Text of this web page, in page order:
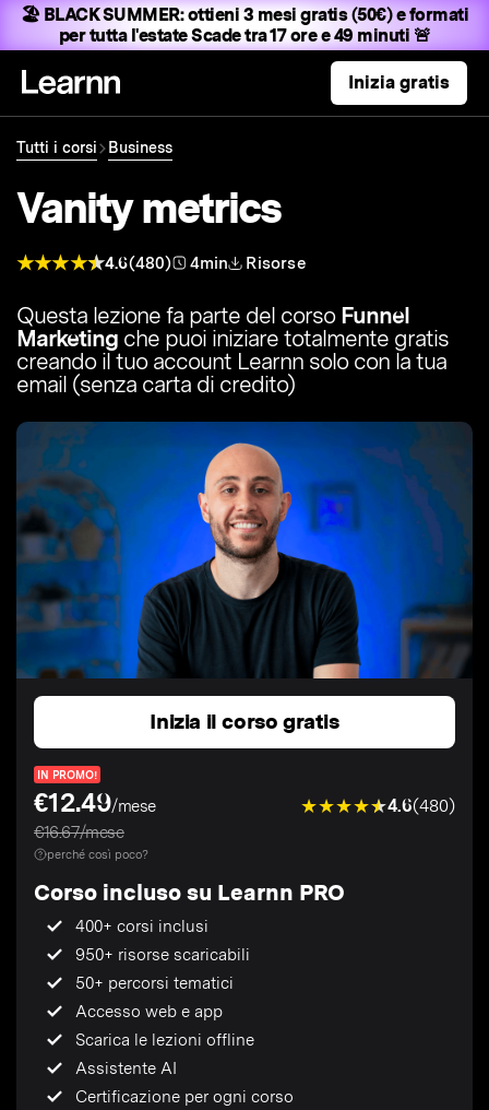
🏖️ BLACK SUMMER:ottieni 3 mesi gratis (50€) e formati
per tutta l'estateScade tra 17 ore e 49 minuti 🚨
Inizia gratis
Tutti i corsi Business
Vanity metrics
4.6(480) 4min Risorse
Questa lezione fa parte del corso Funnel
Marketing che puoi iniziare totalmente gratis
creando il tuo account Learnn solo con la tua
email (senza carta di credito)
Inizia il corso gratis
IN PROMO!
€12.49/mese
€16.67/mese
4.6(480)
perché così poco?
Corso incluso su Learnn PRO
400+ corsi inclusi
950+ risorse scaricabili
50+ percorsi tematici
Accesso web e app
Scarica le lezioni offline
Assistente AI
Certificazione per ogni corso